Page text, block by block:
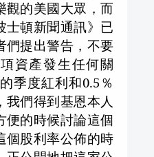
觀的美國大眾，而
士頓新聞通訊》已
們提出警告，不要
資產發生任何關
季度紅利和0.5 ％
我們得到基恩本人
便的時候討論這個
個股利率公佈的時